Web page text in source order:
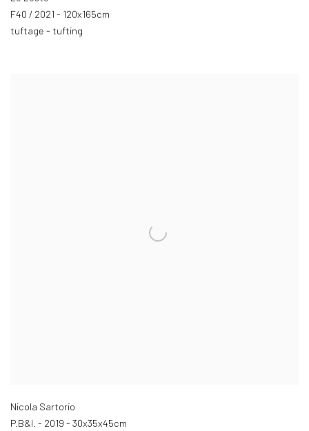
F40 / 2021 - 120x165cm
tuftage - tufting
Nicola Sartorio
P.B&I. - 2019 - 30x35x45cm